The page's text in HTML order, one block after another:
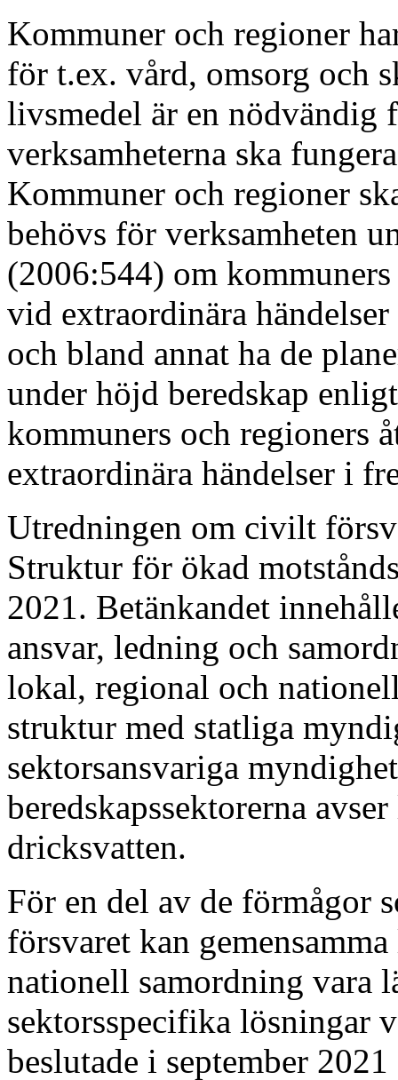
Kommuner och regioner
för t.ex. vård, omsorg och
livsmedel är en nödvändig
verksamheterna ska
Kommuner och regioner
behövs för verksamheten
(2006:544) om
vid extraordinära
och bland annat ha de
under höjd beredskap
kommuners och regioners
extraordinära händelser i
Utredningen om civilt
Struktur för ökad
2021. Betänkandet
ansvar, ledning och
lokal, regional och
struktur med statliga
sektorsansvariga
beredskapssektorerna
dricksvatten.
För en del av de förmågor
försvaret kan
nationell samordning vara
sektorsspecifika lösningar
beslutade i september